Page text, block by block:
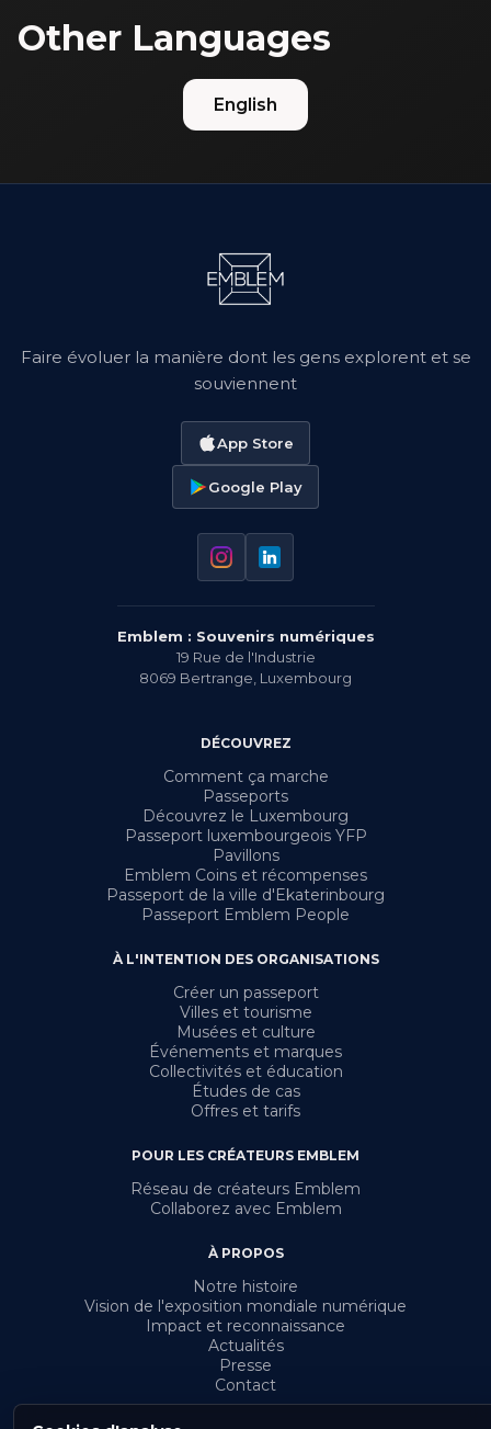
Other Languages
English
Faire évoluer la manière dont les gens explorent et se
souviennent
App Store
Google Play
Emblem : Souvenirs numériques
19 Rue de l'Industrie
8069 Bertrange Luxembourg
DÉCOUVREZ
Comment ça marche
Passeports
Découvrez le Luxembourg
Passeport luxembourgeois YFP
Pavillons
Emblem Coins et récompenses
Passeport de la ville d'Ekaterinbourg
Passeport Emblem People
À L'INTENTION DES ORGANISATIONS
Créer un passeport
Villes et tourisme
Musées et culture
Événements et marques
Collectivités et éducation
Études de cas
Offres et tarifs
POUR LES CRÉATEURS EMBLEM
Réseau de créateurs Emblem
Collaborez avec Emblem
À PROPOS
Notre histoire
Vision de l'exposition mondiale numérique
Impact et reconnaissance
Actualités
Presse
Contact